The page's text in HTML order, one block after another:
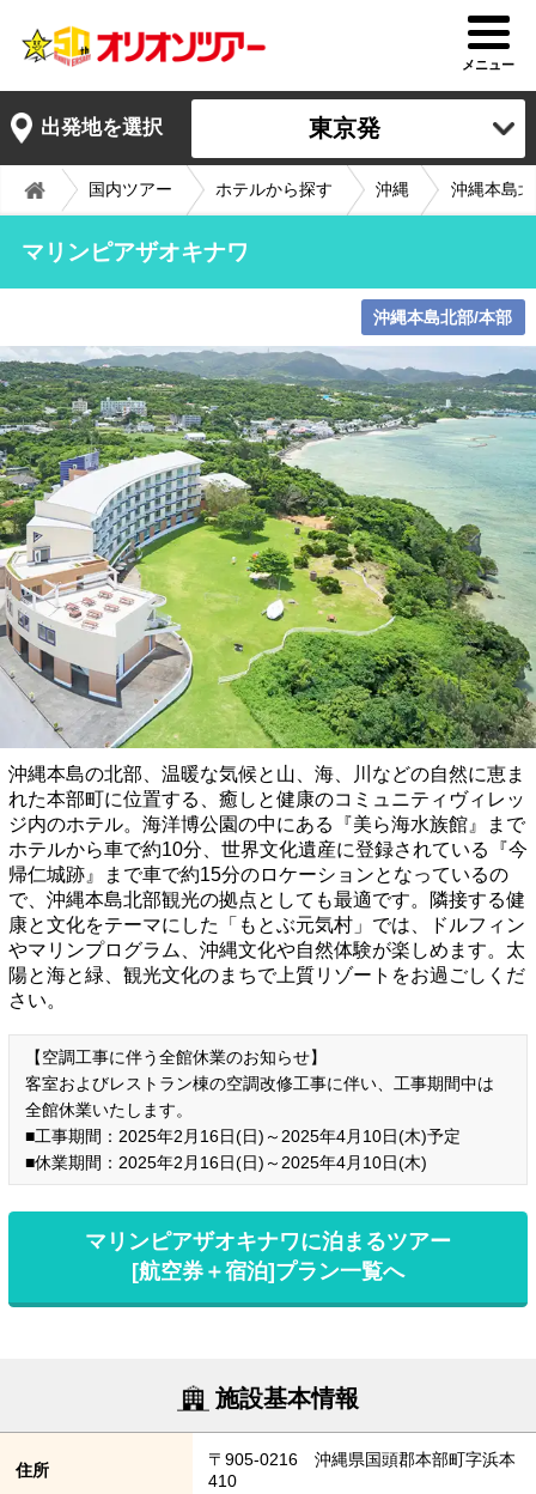
メニュー
出発地を選択 東京発
国内ツアー ホテルから探す 沖縄 沖縄本島
マリンピアザオキナワ
沖縄本島北部/本部
沖縄本島の北部、温暖な気候と山、海、川などの自然に恵ま
れた本部町に位置する、癒しと健康のコミュニティヴィレッ
ジ内のホテル。海洋博公園の中にある『美ら海水族館』まで
ホテルから車で約10分、世界文化遺産に登録されている『今
帰仁城跡』まで車で約15分のロケーションとなっているの
で、沖縄本島北部観光の拠点としても最適です。隣接する健
康と文化をテーマにした「もとぶ元気村」では、ドルフィン
やマリンプログラム、沖縄文化や自然体験が楽しめます。太
陽と海と緑、観光文化のまちで上質リゾートをお過ごしくだ
さい。
【空調工事に伴う全館休業のお知らせ】
客室およびレストラン棟の空調改修工事に伴い、工事期間中は
全館休業いたします。
■工事期間：2025年2月16日(日)～2025年4月10日(木)予定
■休業期間：2025年2月16日(日)～2025年4月10日(木)
マリンピアザオキナワに泊まるツアー
[航空券＋宿泊]プラン一覧へ
施設基本情報
住所
〒905-0216 沖縄県国頭郡本部町字浜本
410